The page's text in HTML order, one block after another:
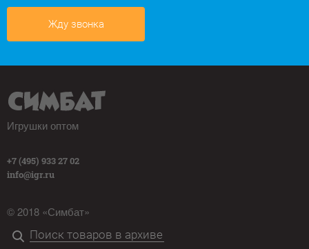
Жду звонка
Игрушки оптом
+7 (495) 933 27 02
info@igr.ru
© 2018 «Симбат»